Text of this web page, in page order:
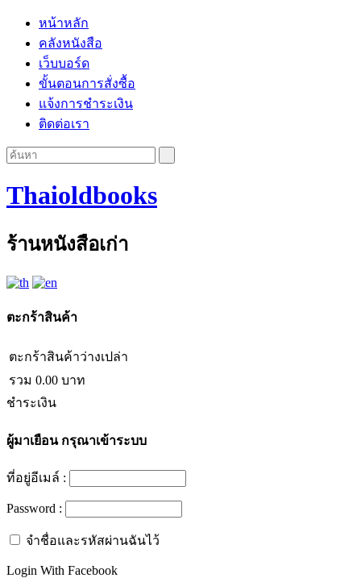
หน้าหลัก
คลังหนังสือ
เว็บบอร์ด
ขั้นตอนการสั่งซื้อ
แจ้งการชำระเงิน
ติดต่อเรา
Thaioldbooks
ร้านหนังสือเก่า
ตะกร้าสินค้า
ตะกร้าสินค้าว่างเปล่า
รวม 0.00 บาท
ชำระเงิน
ผู้มาเยือนกรุณาเข้าระบบ
ที่อยู่อีเมล์ :
Password :
จำชื่อและรหัสผ่านฉันไว้
Login With Facebook